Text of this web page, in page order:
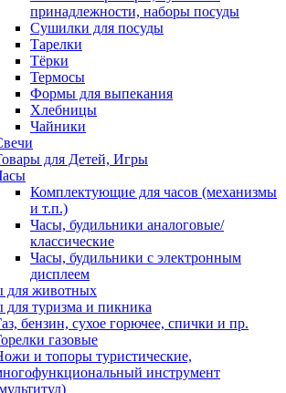
принадлежности, наборы посуды
Сушилки для посуды
Тарелки
Тёрки
Термосы
Формы для выпекания
Хлебницы
Чайники
для Детей, Игры
Комплектующие для часов (механизмы
и т.п.)
Часы, будильники аналоговые/
классические
Часы, будильники с электронным
дисплеем
для животных
для туризма и пикника
бензин, сухое горючее, спички и пр.
газовые
и топоры туристические,
инструмент